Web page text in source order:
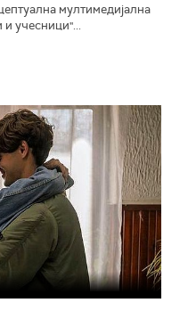
мултимедијална
учесници"...